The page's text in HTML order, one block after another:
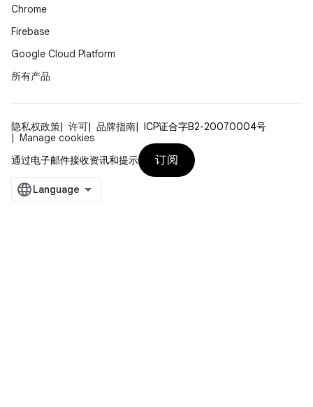
Chrome
Firebase
Google Cloud Platform
所有产品
隐私权政策 许可 品牌指南
ICP证合字B2-20070004号
Manage cookies
通过电子邮件接收资讯和提示
订阅